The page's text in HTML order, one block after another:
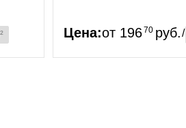
Цена:от 19670руб.
/